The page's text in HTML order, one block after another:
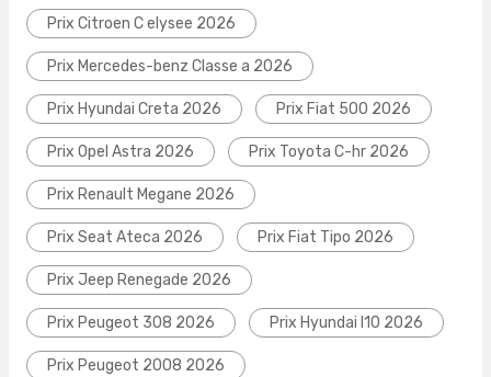
Prix Citroen C elysee 2026
Prix Mercedes-benz Classe a 2026
Prix Hyundai Creta 2026 Prix Fiat 500 2026
Prix Opel Astra 2026 Prix Toyota C-hr 2026
Prix Renault Megane 2026
Prix Seat Ateca 2026 Prix Fiat Tipo 2026
Prix Jeep Renegade 2026
Prix Peugeot 308 2026 Prix Hyundai I10 2026
Prix Peugeot 2008 2026